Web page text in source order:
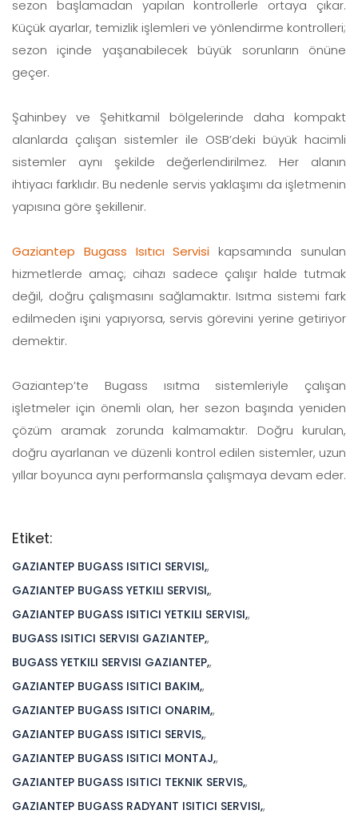
sezon başlamadan yapılan kontrollerle ortaya çıkar.
Küçük ayarlar, temizlik işlemleri ve yönlendirme kontrolleri;
sezon içinde yaşanabilecek büyük sorunların önüne
geçer.
Şahinbey ve Şehitkamil bölgelerinde daha kompakt
alanlarda çalışan sistemler ile OSB’deki büyük hacimli
sistemler aynı şekilde değerlendirilmez. Her alanın
ihtiyacı farklıdır. Bu nedenle servis yaklaşımı da işletmenin
yapısına göre şekillenir.
Gaziantep Bugass Isıtıcı Servisi kapsamında sunulan
hizmetlerde amaç; cihazı sadece çalışır halde tutmak
değil, doğru çalışmasını sağlamaktır. Isıtma sistemi fark
edilmeden işini yapıyorsa, servis görevini yerine getiriyor
demektir.
Gaziantep’te Bugass ısıtma sistemleriyle çalışan
işletmeler için önemli olan, her sezon başında yeniden
çözüm aramak zorunda kalmamaktır. Doğru kurulan,
doğru ayarlanan ve düzenli kontrol edilen sistemler, uzun
yıllar boyunca aynı performansla çalışmaya devam eder.
Etiket:
GAZIANTEP BUGASS ISITICI SERVISI,,
GAZIANTEP BUGASS YETKILI SERVISI,,
GAZIANTEP BUGASS ISITICI YETKILI SERVISI,,
BUGASS ISITICI SERVISI GAZIANTEP,,
BUGASS YETKILI SERVISI GAZIANTEP,,
GAZIANTEP BUGASS ISITICI BAKIM,,
GAZIANTEP BUGASS ISITICI ONARIM,,
GAZIANTEP BUGASS ISITICI SERVIS,,
GAZIANTEP BUGASS ISITICI MONTAJ,,
GAZIANTEP BUGASS ISITICI TEKNIK SERVIS,,
GAZIANTEP BUGASS RADYANT ISITICI SERVISI,,